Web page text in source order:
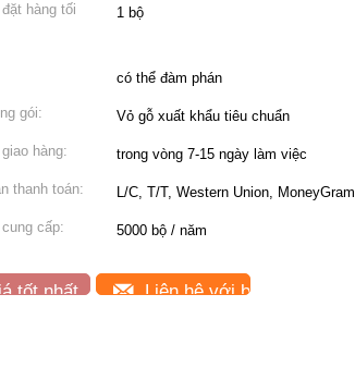
hàng tối
1 bộ
có thể đàm phán
gói: Vỏ gỗ xuất khẩu tiêu chuẩn
hàng: trong vòng 7-15 ngày làm việc
thanh toán: L/C, T/T, Western Union, MoneyGram
cấp: 5000 bộ / năm
tốt nhất Liên hệ với bây giờ